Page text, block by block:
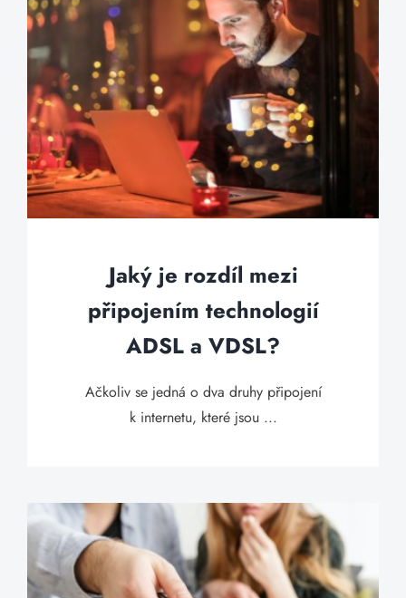
Jaký je rozdíl mezi
připojením technologií
ADSL a VDSL?
Ačkoliv se jedná o dva druhy připojení
k internetu, které jsou ...